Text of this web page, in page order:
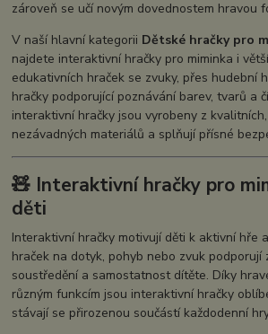
zároveň se učí novým dovednostem hravou
V naší hlavní kategorii Dětské hračky pro
najdete interaktivní hračky pro miminka i
edukativních hraček se zvuky, přes hudební
hračky podporující poznávání barev, tvarů a
interaktivní hračky jsou vyrobeny z
nezávadných materiálů a splňují přísné
🧸 Interaktivní hračky pro
děti
Interaktivní hračky motivují děti k aktivní hře
hraček na dotyk, pohyb nebo zvuk podporují
soustředění a samostatnost dítěte. Díky
různým funkcím jsou interaktivní hračky
stávají se přirozenou součástí každodenní